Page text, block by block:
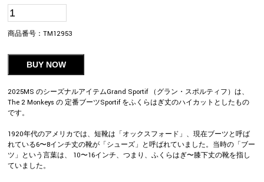
商品番号：TM12953
BUY NOW
2025MS のシーズナルアイテムGrand Sportif （グラン・スポルティフ）は、
The 2 Monkeys の 定番ブーツSportif をふくらはぎ丈のハイカットとしたもの
です。
1920年代のアメリカでは、短靴は「オックスフォード」、現在ブーツと呼ば
れている6〜8インチ丈の靴が「シューズ」と呼ばれていました。当時の「ブー
ツ」という言葉は、 10〜16インチ、つまり、ふくらはぎ〜膝下丈の靴を指し
ていました。